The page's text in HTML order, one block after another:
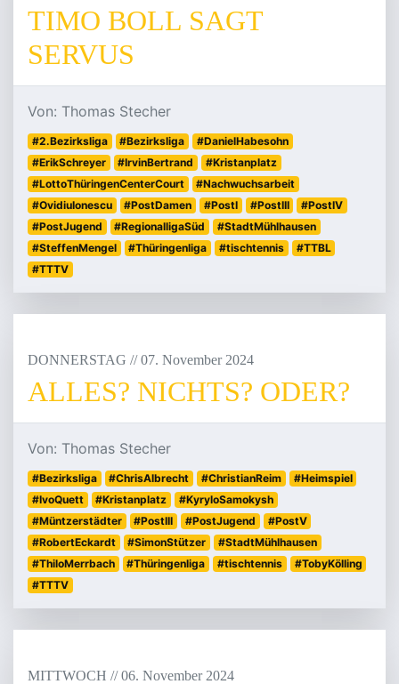
TIMO BOLL SAGT
SERVUS
Von: Thomas Stecher
#2.Bezirksliga #Bezirksliga
#DanielHabesohn
#ErikSchreyer
#IrvinBertrand
#Kristanplatz
#LottoThüringenCenterCourt
#Nachwuchsarbeit
#OvidiuIonescu
#PostDamen #PostI #PostIII
#PostIV
#PostJugend
#RegionalligaSüd
#StadtMühlhausen
#SteffenMengel
#Thüringenliga #tischtennis
#TTBL
#TTTV
DONNERSTAG // 07. November 2024
ALLES? NICHTS? ODER?
Von: Thomas Stecher
#Bezirksliga #ChrisAlbrecht #ChristianReim
#Heimspiel
#IvoQuett
#Kristanplatz
#KyryloSamokysh
#Müntzerstädter
#PostIII #PostJugend
#PostV
#RobertEckardt
#SimonStützer
#StadtMühlhausen
#ThiloMerrbach
#Thüringenliga #tischtennis
#TobyKölling
#TTTV
MITTWOCH // 06. November 2024